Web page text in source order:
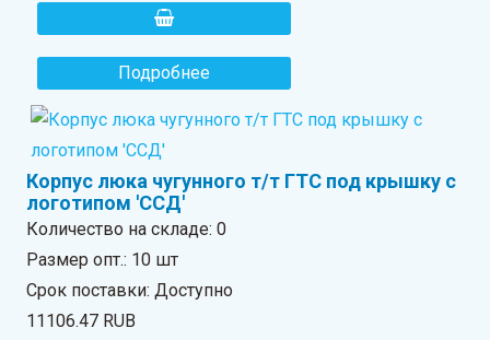
Подробнее
Корпус люка чугунного т/т ГТС под крышку с
логотипом 'ССД'
Количество на складе:0
Размер опт.: 10 шт
Срок поставки: Доступно
11106.47 RUB